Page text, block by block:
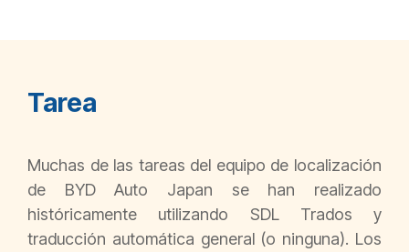
Tarea
Muchas de las tareas del equipo de localización
de BYD Auto Japan se han realizado
históricamente utilizando SDL Trados y
traducción automática general (o ninguna). Los